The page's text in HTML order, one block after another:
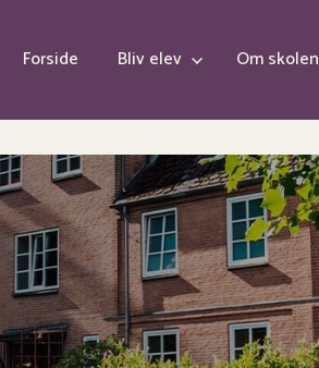
Forside Bliv elev Om skolen